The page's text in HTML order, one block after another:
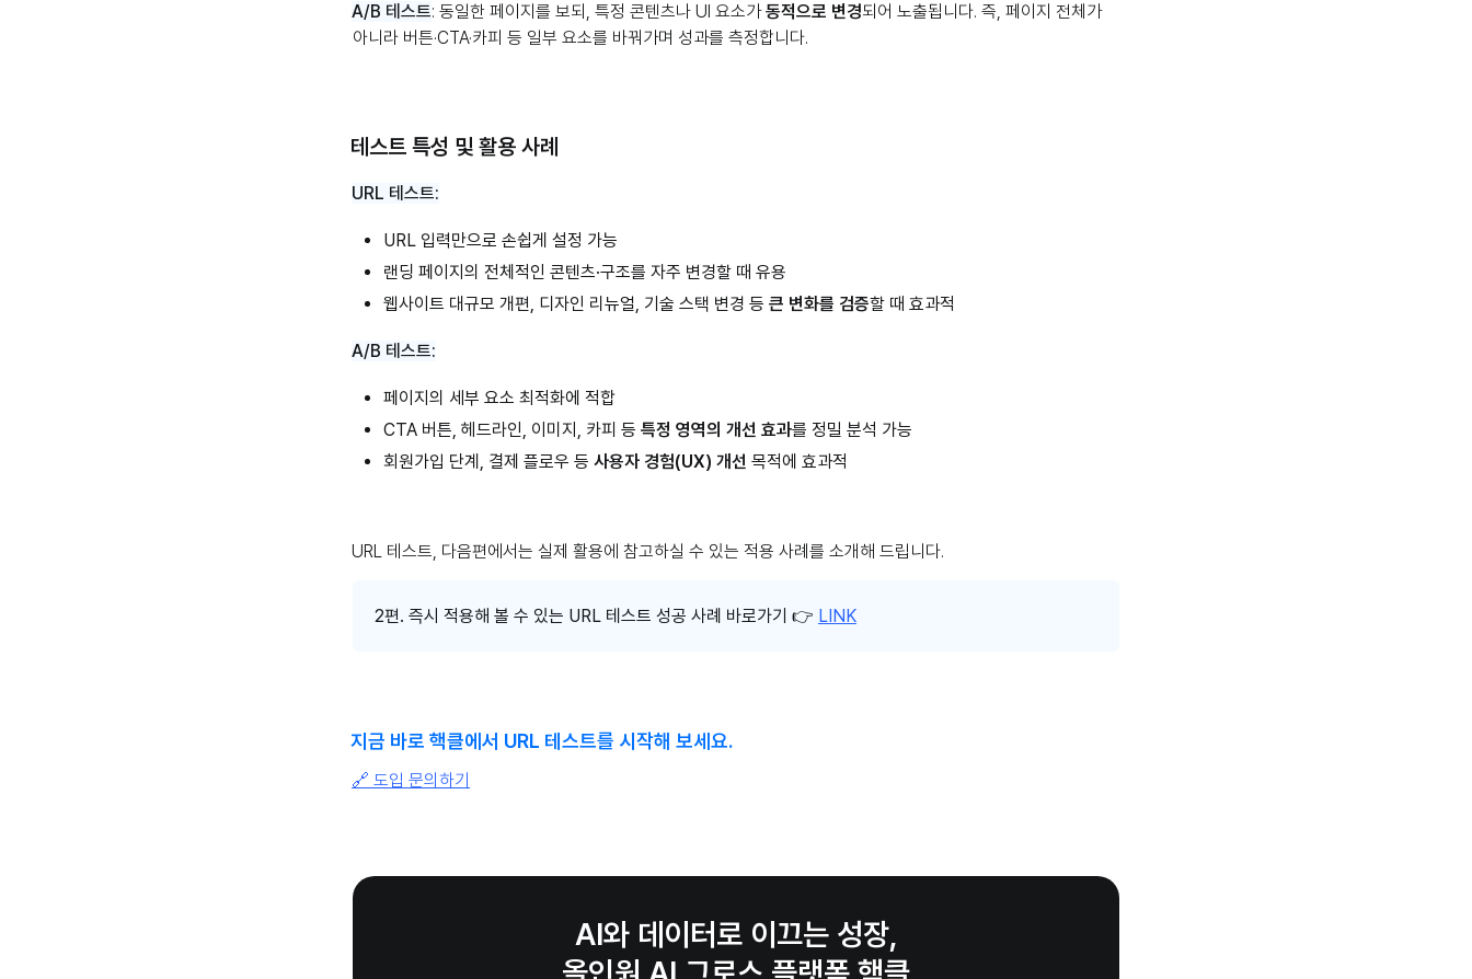
A/B 테스트: 동일한 페이지를 보되, 특정 콘텐츠나 UI 요소가동적으로 변경되어 노출됩니다. 즉, 페이지 전체가
아니라 버튼·CTA·카피 등 일부 요소를 바꿔가며 성과를 측정합니다.
테스트 특성 및 활용 사례
URL 테스트:
URL 입력만으로 손쉽게 설정 가능
랜딩 페이지의 전체적인 콘텐츠·구조를 자주 변경할 때 유용
웹사이트 대규모 개편, 디자인 리뉴얼, 기술 스택 변경 등 큰 변화를 검증할 때 효과적
A/B 테스트:
페이지의 세부 요소 최적화에 적합
CTA 버튼, 헤드라인, 이미지, 카피 등 특정 영역의 개선 효과를 정밀 분석 가능
회원가입 단계, 결제 플로우 등 사용자 경험(UX) 개선 목적에 효과적
URL 테스트, 다음편에서는 실제 활용에 참고하실 수 있는 적용 사례를 소개해 드립니다.
2편. 즉시 적용해 볼 수 있는 URL 테스트 성공 사례 바로가기 👉 LINK
지금 바로 핵클에서 URL 테스트를 시작해 보세요.
🔗 도입 문의하기
AI와 데이터로 이끄는 성장,